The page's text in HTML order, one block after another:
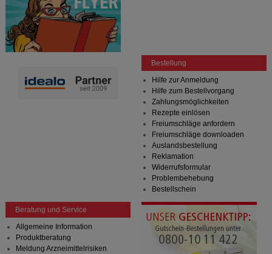
Bestellung
Hilfe zur Anmeldung
Hilfe zum Bestellvorgang
Zahlungsmöglichkeiten
Rezepte einlösen
Freiumschläge anfordern
Freiumschläge downloaden
Auslandsbestellung
Reklamation
Widerrufsformular
Problembehebung
Bestellschein
Beratung und Service
Allgemeine Information
Produktberatung
Meldung Arzneimittelrisiken